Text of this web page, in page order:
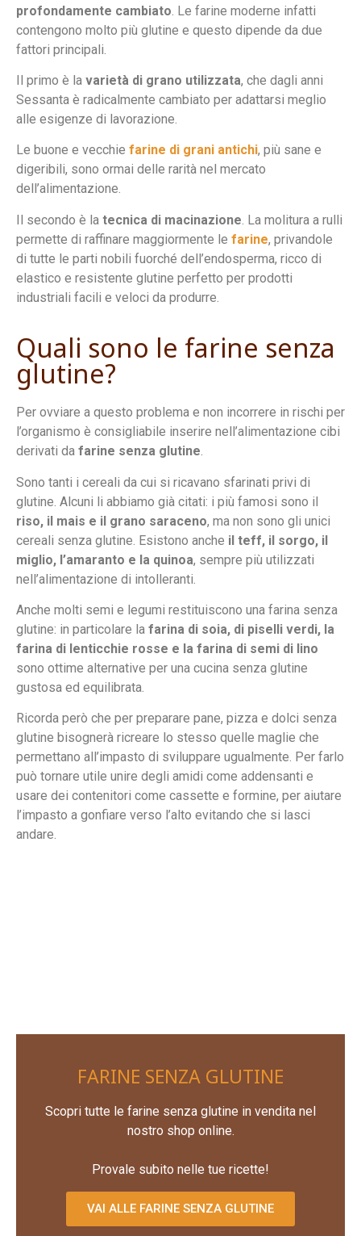
profondamente cambiato . Le farine moderne infatti
contengono molto più glutine e questo dipende da due
fattori principali.
Il primo è la varietà di grano utilizzata, che dagli anni
Sessanta è radicalmente cambiato per adattarsi meglio
alle esigenze di lavorazione.
Le buone e vecchie farine di grani antichi, più sane e
digeribili, sono ormai delle rarità nel mercato
dell’alimentazione.
Il secondo è la tecnica di macinazione . La molitura a rulli
permette di raffinare maggiormente le farine, privandole
di tutte le parti nobili fuorché dell’endosperma, ricco di
elastico e resistente glutine perfetto per prodotti
industriali facili e veloci da produrre.
Quali sono le farine senza
glutine?
Per ovviare a questo problema e non incorrere in rischi per
l’organismo è consigliabile inserire nell’alimentazione cibi
derivati da farine senza glutine.
Sono tanti i cereali da cui si ricavano sfarinati privi di
glutine. Alcuni li abbiamo già citati: i più famosi sono il
riso, il mais e il grano saraceno, ma non sono gli unici
cereali senza glutine. Esistono anche il teff, il sorgo, il
miglio, l’amaranto e la quinoa, sempre più utilizzati
nell’alimentazione di intolleranti.
Anche molti semi e legumi restituiscono una farina senza
glutine: in particolare la farina di soia, di piselli verdi, la
farina di lenticchie rosse e la farina di semi di lino
sono ottime alternative per una cucina senza glutine
gustosa ed equilibrata.
Ricorda però che per preparare pane, pizza e dolci senza
glutine bisognerà ricreare lo stesso quelle maglie che
permettano all’impasto di sviluppare ugualmente. Per farlo
può tornare utile unire degli amidi come addensanti e
usare dei contenitori come cassette e formine, per aiutare
l’impasto a gonfiare verso l’alto evitando che si lasci
andare.
FARINE SENZA GLUTINE
Scopri tutte le farine senza glutine in vendita nel
nostro shop online.
Provale subito nelle tue ricette!
VAI ALLE FARINE SENZA GLUTINE